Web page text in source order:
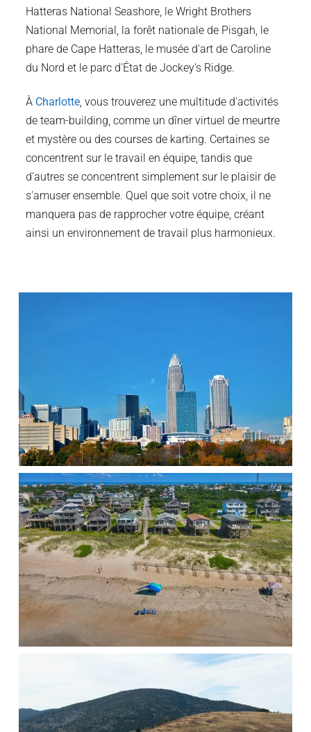
Hatteras National Seashore, le Wright Brothers
National Memorial, la forêt nationale de Pisgah, le
phare de Cape Hatteras, le musée d'art de Caroline
du Nord et le parc d'État de Jockey's Ridge.
À Charlotte, vous trouverez une multitude d'activités
de team-building, comme un dîner virtuel de meurtre
et mystère ou des courses de karting. Certaines se
concentrent sur le travail en équipe, tandis que
d'autres se concentrent simplement sur le plaisir de
s'amuser ensemble. Quel que soit votre choix, il ne
manquera pas de rapprocher votre équipe, créant
ainsi un environnement de travail plus harmonieux.